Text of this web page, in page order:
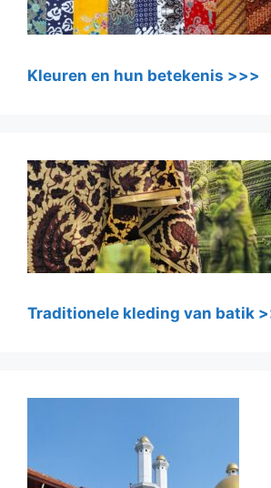
Kleuren en hun betekenis >>>
Traditionele kleding van batik